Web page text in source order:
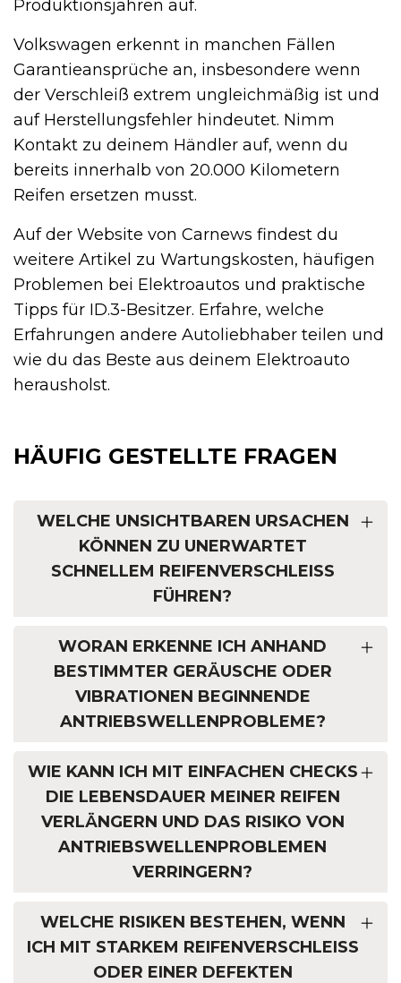
Produktionsjahren auf.
Volkswagen erkennt in manchen Fällen
Garantieansprüche an, insbesondere wenn
der Verschleiß extrem ungleichmäßig ist und
auf Herstellungsfehler hindeutet. Nimm
Kontakt zu deinem Händler auf, wenn du
bereits innerhalb von 20.000 Kilometern
Reifen ersetzen musst.
Auf der Website von Carnews findest du
weitere Artikel zu Wartungskosten, häufigen
Problemen bei Elektroautos und praktische
Tipps für ID.3-Besitzer. Erfahre, welche
Erfahrungen andere Autoliebhaber teilen und
wie du das Beste aus deinem Elektroauto
herausholst.
HÄUFIG GESTELLTE FRAGEN
WELCHE UNSICHTBAREN URSACHEN
KÖNNEN ZU UNERWARTET
SCHNELLEM REIFENVERSCHLEISS F
ÜHREN?
WORAN ERKENNE ICH ANHAND
BESTIMMTER GERÄUSCHE ODER
VIBRATIONEN BEGINNENDE
ANTRIEBSWELLENPROBLEME?
WIE KANN ICH MIT EINFACHEN CHECKS
DIE LEBENSDAUER MEINER REIFEN
VERLÄNGERN UND DAS RISIKO VON
ANTRIEBSWELLENPROBLEMEN
VERRINGERN?
WELCHE RISIKEN BESTEHEN, WENN
ICH MIT STARKEM REIFENVERSCHLEISS O
DER EINER DEFEKTEN A